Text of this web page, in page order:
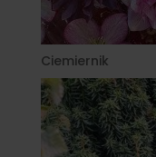
Ciemiernik